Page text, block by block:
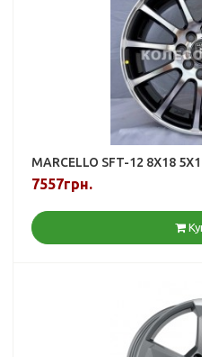
MARCELLO SFT-12 8X18
7557грн.